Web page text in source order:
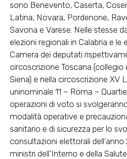
sono Benevento, Caserta,
Latina, Novara, Pordenone,
Savona e Varese. Nelle stesse
elezioni regionali in Calabria e le
Camera dei deputati
circoscrizione Toscana (collegio
Siena) e nella circoscrizione XV
uninominale 11 – Roma –
operazioni di voto si
modalità operative e
sanitario e di sicurezza per lo
consultazioni elettorali
ministri dell’Interno e della